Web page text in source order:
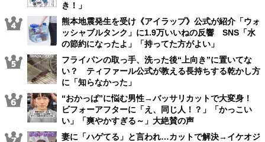
き！」
熊本地震発生を受け《アイラップ》公式が紹介「ウォ
ッシャブルタンク」に1.9万いいねの反響 SNS「水
の節約になったよ」「持ってた方がよい」
フライパンの取っ手、洗った後“上向き”に置いてな
い？ ティファール公式が教える長持ちする乾かし方
に「知らなかった」
“おかっぱ”に悩む男性→バッサリカットで大変身！
ビフォーアフターに「え、同じ人！？」「かっこい
い」「爽やかすぎる～」大絶賛の声
妻に「ハゲてる」と言われ…カットで解決→イケオジ